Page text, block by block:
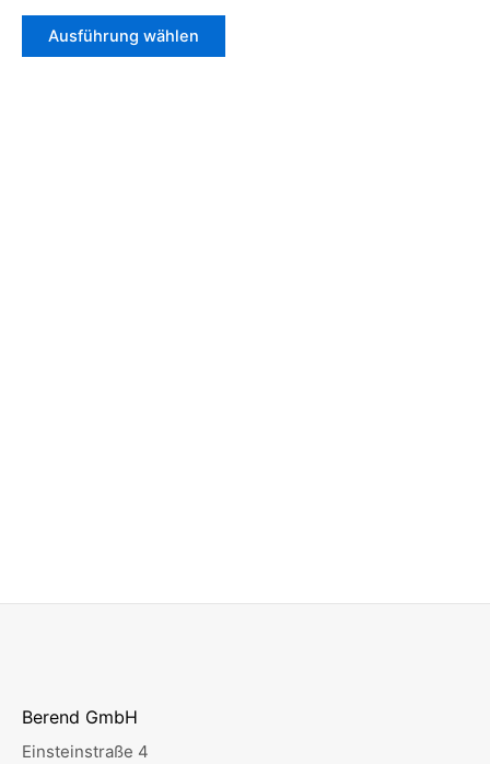
Ausführung wählen
auf
Berend GmbH
Einsteinstraße 4